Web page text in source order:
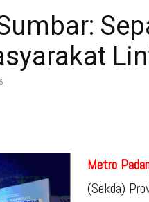
Metro
(Sekda)